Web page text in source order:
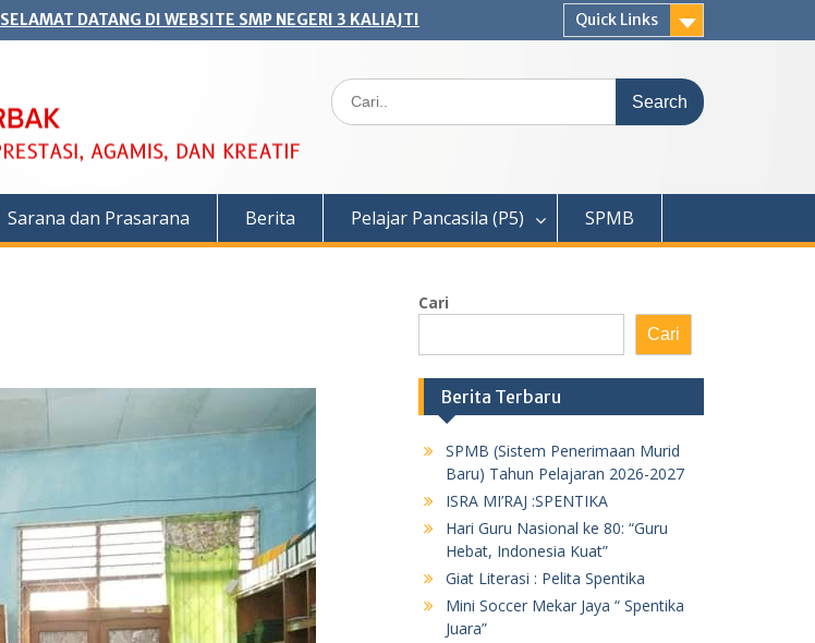
SELAMAT DATANG DI WEBSITE SMP NEGERI 3 KALIAJTI Quick Links
Search
for:
Sarana dan Prasarana Berita Pelajar Pancasila (P5) SPMB
Cari
Cari
Berita Terbaru
SPMB (Sistem Penerimaan Murid
Baru) Tahun Pelajaran 2026-2027
ISRA MI’RAJ :SPENTIKA
Hari Guru Nasional ke 80: “Guru
Hebat, Indonesia Kuat”
Giat Literasi : Pelita Spentika
Mini Soccer Mekar Jaya “ Spentika
Juara”